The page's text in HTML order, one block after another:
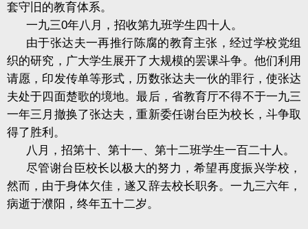
套守旧的教育体系。
一九三0年八月，招收第九班学生四十人。
由于张达夫一再推行陈腐的教育主张，经过学校党组
织的研究，广大学生展开了大规模的罢课斗争。他们利用
请愿，印发传单等形式，历数张达夫一伙的罪行，使张达
夫处于四面楚歌的境地。最后，省教育厅不得不于一九三
一年三月撤换了张达夫，重新委任谢台臣为校长，斗争取
得了胜利。
八月，招第十、第十一、第十二班学生一百二十人。
尽管谢台臣校长以极大的努力，希望再度振兴学校，
然而，由于身体欠佳，遂又辞去校长职务。一九三六年，
病逝于濮阳，终年五十二岁。